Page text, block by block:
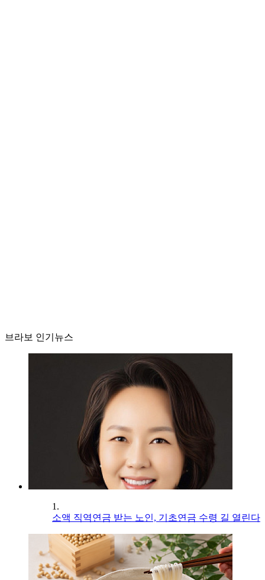
브라보 인기뉴스
1.
소액 직역연금 받는 노인, 기초연금 수령 길 열린다